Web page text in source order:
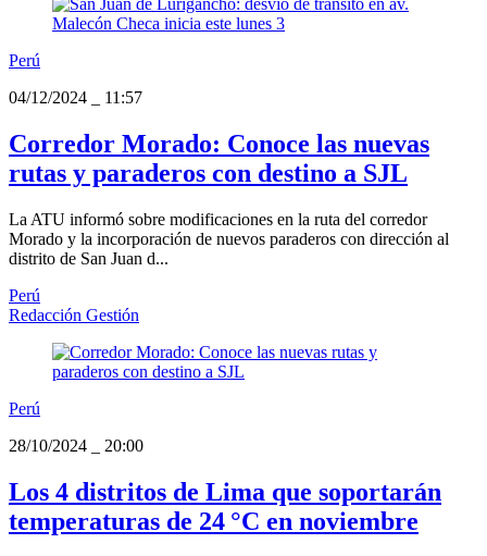
Perú
04/12/2024
11:57
Corredor Morado: Conoce las nuevas
rutas y paraderos con destino a SJL
La ATU informó sobre modificaciones en la ruta del corredor
Morado y la incorporación de nuevos paraderos con dirección al
distrito de San Juan d...
Perú
Redacción Gestión
Perú
28/10/2024
20:00
Los 4 distritos de Lima que soportarán
temperaturas de 24 °C en noviembre